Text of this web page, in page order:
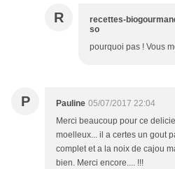
R
recettes-
so
pourquoi pas ! Vous
P Pauline 05/07/2017 22:04
Merci beaucoup pour ce
moelleux... il a certes un gout
complet et a la noix de cajou
bien. Merci encore.... !!!